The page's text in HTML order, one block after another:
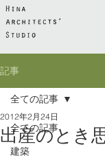
記事
全ての記事
建築
全ての記事
出産のとき
2012年2月24日